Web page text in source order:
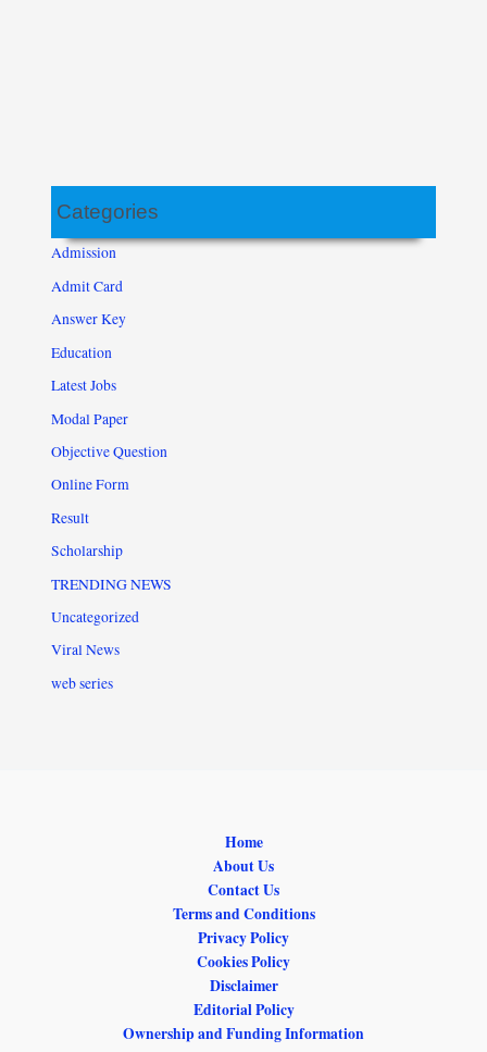
Categories
Admission
Admit Card
Answer Key
Education
Latest Jobs
Modal Paper
Objective Question
Online Form
Result
Scholarship
TRENDING NEWS
Uncategorized
Viral News
web series
Home
About Us
Contact Us
Terms and Conditions
Privacy Policy
Cookies Policy
Disclaimer
Editorial Policy
Ownership and Funding Information